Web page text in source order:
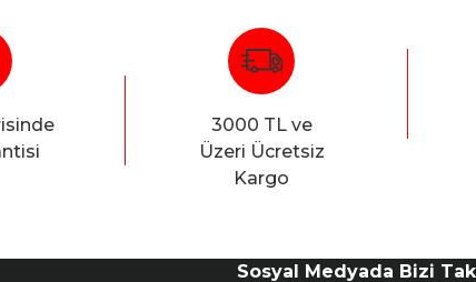
siz yapın!
3000 TL ve
Üzeri Ücretsiz
Kargo
Sosyal Medyada Bizi